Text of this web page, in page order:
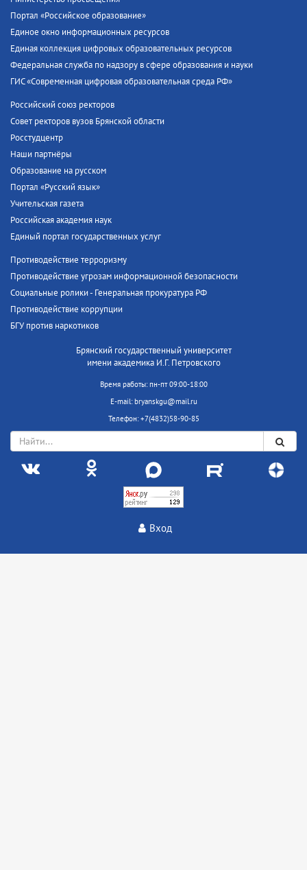
Портал «Российское образование»
Единое окно информационных ресурсов
Единая коллекция цифровых образовательных ресурсов
Федеральная служба по надзору в сфере образования и науки
ГИС «Современная цифровая образовательная среда РФ»
Российский союз ректоров
Совет ректоров вузов Брянской области
Росстудцентр
Наши партнёры
Образование на русском
Портал «Русский язык»
Учительская газета
Российская академия наук
Единый портал государственных услуг
Противодействие терроризму
Противодействие угрозам информационной безопасности
Социальные ролики - Генеральная прокуратура РФ
Противодействие коррупции
БГУ против наркотиков
Брянский государственный университет
имени академика И.Г. Петровского
Время работы: пн-пт 09:00-18:00
E-mail: bryanskgu@mail.ru
Телефон: +7(4832)58-90-85
Вход